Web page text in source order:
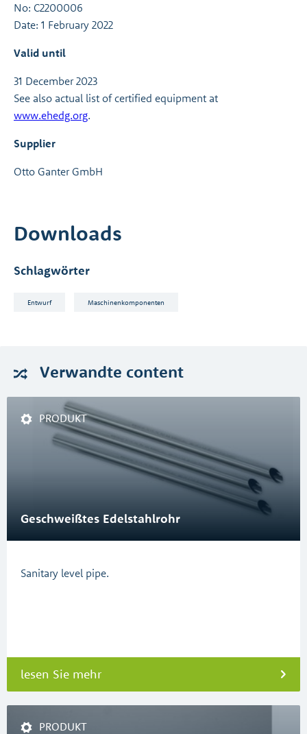
No: C2200006
Date: 1 February 2022
Valid until
31 December 2023
See also actual list of certified equipment at
www.ehedg.org.
Supplier
Otto Ganter GmbH
Downloads
Schlagwörter
Entwurf Maschinenkomponenten
Verwandte content
PRODUKT
Geschweißtes Edelstahlrohr
Sanitary level pipe.
lesen Sie mehr
PRODUKT